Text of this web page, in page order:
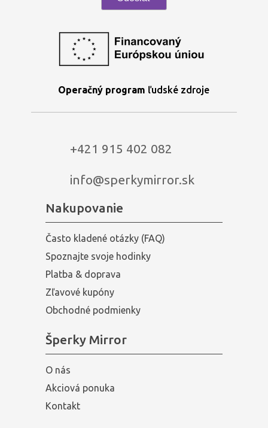
Operačný program ľudské zdroje
+421 915 402 082
info@sperkymirror.sk
Nakupovanie
Často kladené otázky (FAQ)
Spoznajte svoje hodinky
Platba & doprava
Zľavové kupóny
Obchodné podmienky
Šperky Mirror
O nás
Akciová ponuka
Kontakt